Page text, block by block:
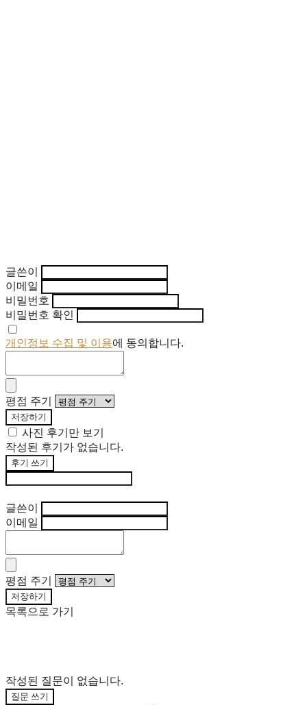
글쓴이
이메일
비밀번호
비밀번호 확인
개인정보 수집 및 이용에 동의합니다.
평점 주기
저장하기
사진 후기만 보기
작성된 후기가 없습니다.
후기 쓰기
글쓴이
이메일
평점 주기
저장하기
목록으로 가기
작성된 질문이 없습니다.
질문 쓰기